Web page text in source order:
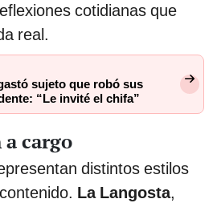
cotidianas que
real.
sujeto que robó sus
“Le invité el chifa”
cargo
distintos estilos
La Langosta,